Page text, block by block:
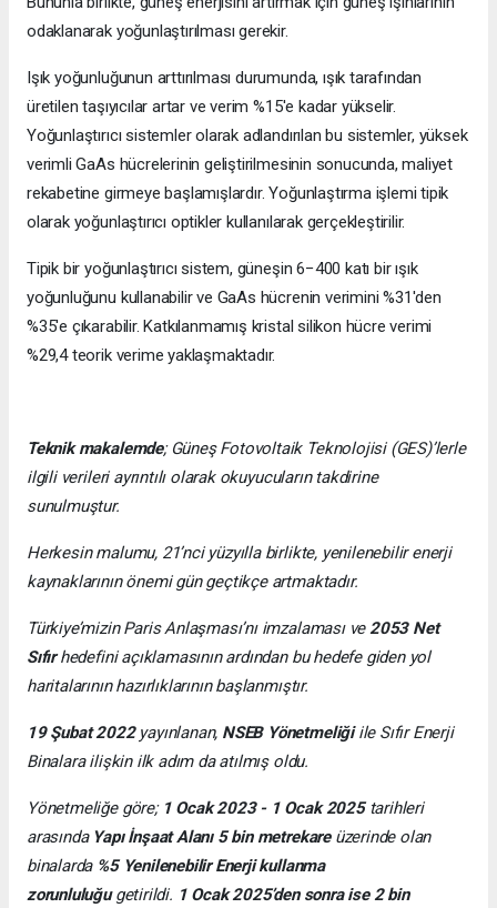
odaklanarak yoğunlaştırılması gerekir.
Işık yoğunluğunun arttırılması durumunda, ışık tarafından
üretilen taşıyıcılar artar ve verim %15'e kadar yükselir.
Yoğunlaştırıcı sistemler olarak adlandırılan bu sistemler, yüksek
verimli GaAs hücrelerinin geliştirilmesinin sonucunda, maliyet
rekabetine girmeye başlamışlardır. Yoğunlaştırma işlemi tipik
olarak yoğunlaştırıcı optikler kullanılarak gerçekleştirilir.
Tipik bir yoğunlaştırıcı sistem, güneşin 6−400 katı bir ışık
yoğunluğunu kullanabilir ve GaAs hücrenin verimini %31'den
%35'e çıkarabilir. Katkılanmamış kristal silikon hücre verimi
%29,4 teorik verime yaklaşmaktadır.
Teknik makalemde; Güneş Fotovoltaik Teknolojisi (GES)’lerle
ilgili verileri ayrıntılı olarak okuyucuların takdirine
sunulmuştur.
Herkesin malumu, 21’nci yüzyılla birlikte, yenilenebilir enerji
kaynaklarının önemi gün geçtikçe artmaktadır.
Türkiye’mizin Paris Anlaşması’nı imzalaması ve2053 Net
Sıfırhedefini açıklamasının ardından bu hedefe giden yol
haritalarının hazırlıklarının başlanmıştır.
19 Şubat 2022 yayınlanan, NSEB Yönetmeliğiile Sıfır Enerji
Binalara ilişkin ilk adım da atılmış oldu.
Yönetmeliğe göre; 1 Ocak 2023 - 1 Ocak 2025 tarihleri
arasında Yapı İnşaat Alanı 5 bin metrekare üzerinde olan
binalarda%5 Yenilenebilir Enerji kullanma
zorunluluğugetirildi. 1 Ocak 2025’den sonra ise 2 bin